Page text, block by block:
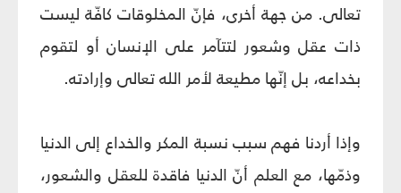
تعالى. من جهة أخرى، فإنّ المخلوقات كافّة ليست
ذات عقل وشعور لتتآمر على الإنسان أو لتقوم
بخداعه، بل إنّها مطيعة لأمر الله تعالى وإرادته.
وإذا أردنا فهم سبب نسبة المكر والخداع إلى الدنيا
وذمّها، مع العلم أنّ الدنيا فاقدة للعقل والشعور،